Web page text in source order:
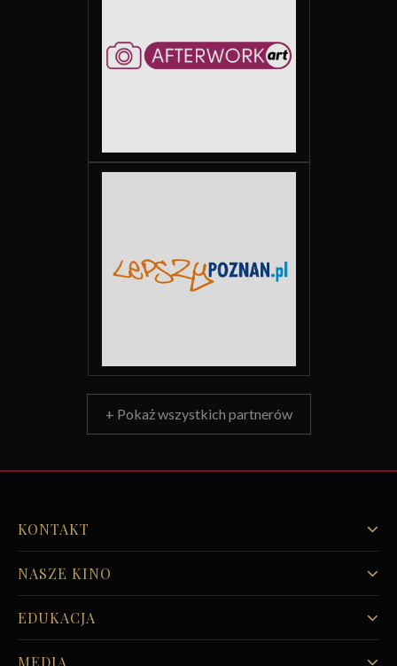
+ Pokaż wszystkich partnerów
KONTAKT
NASZE KINO
EDUKACJA
MEDIA